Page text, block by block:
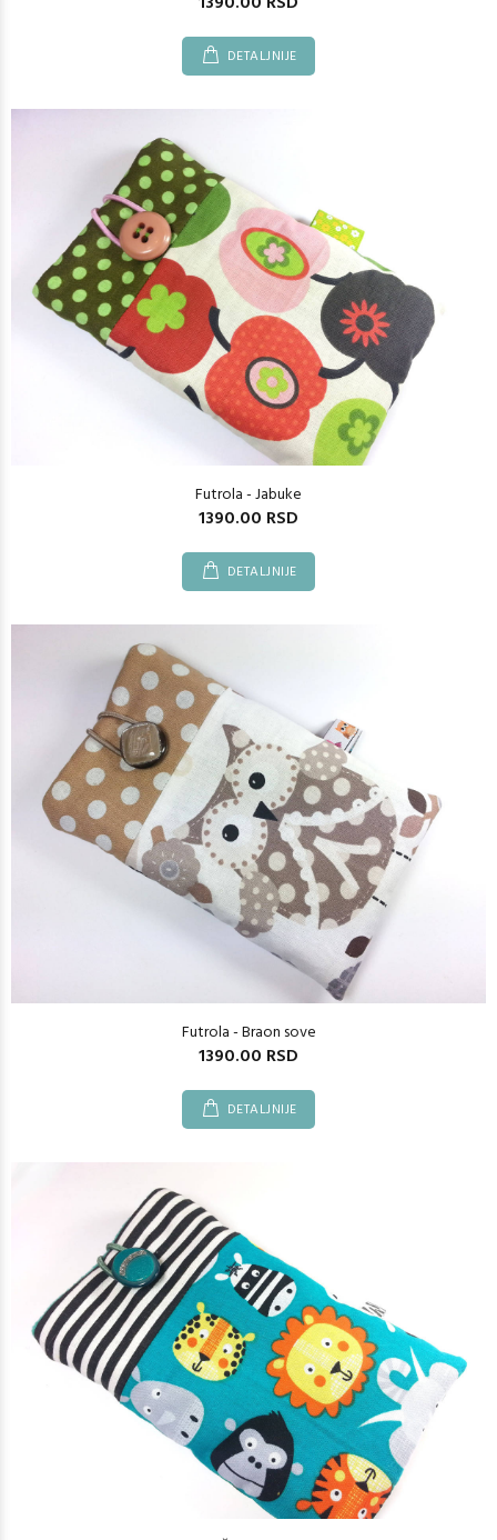
DETALJNIJE
Futrola - Jabuke
1390.00 RSD
DETALJNIJE
Futrola - Braon sove
1390.00 RSD
DETALJNIJE